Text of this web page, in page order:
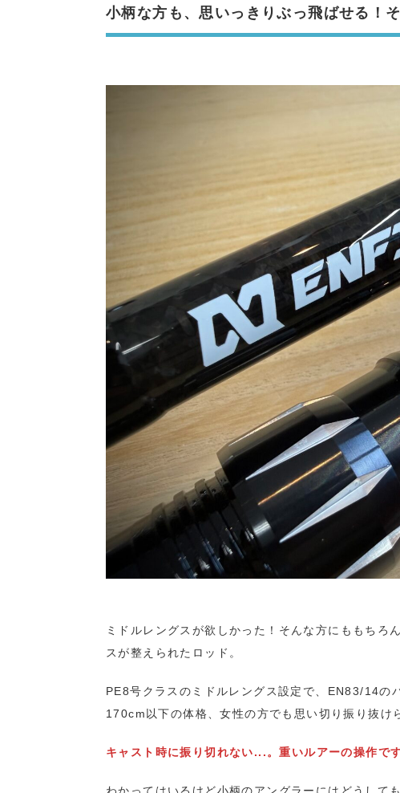
小柄な方も、思いっきりぶっ飛ばせる！
ミドルレングスが欲しかった！そんな方にももちろ
スが整えられたロッド。
PE8号クラスのミドルレングス設定で、EN83/14の
170cm以下の体格、女性の方でも思い切り振り抜け
キャスト時に振り切れない...。重いルアーの操作で